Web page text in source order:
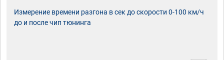
Измерение времени разгона в сек до скорости 0-100 км/ч
до и после чип тюнинга